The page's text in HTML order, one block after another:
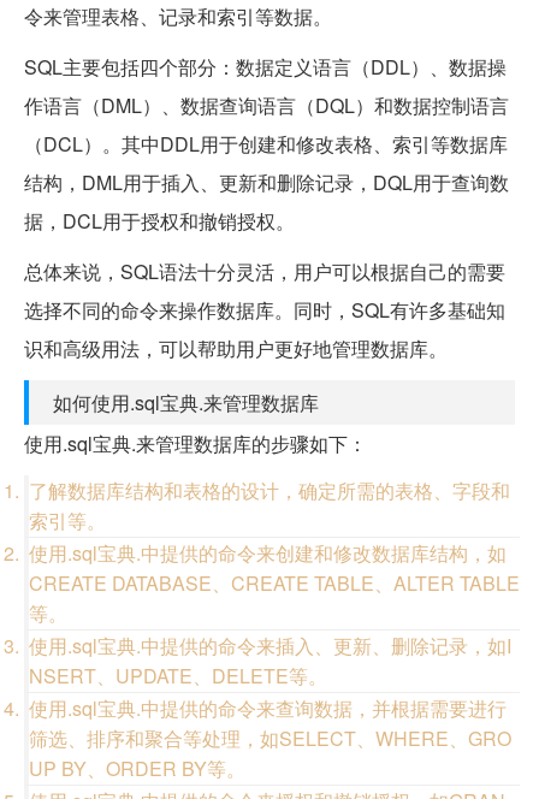
令来管理表格、记录和索引等数据。
SQL主要包括四个部分：数据定义语言（DDL）、数据操
作语言（DML）、数据查询语言（DQL）和数据控制语言
（DCL）。其中DDL用于创建和修改表格、索引等数据库
结构，DML用于插入、更新和删除记录，DQL用于查询数
据，DCL用于授权和撤销授权。
总体来说，SQL语法十分灵活，用户可以根据自己的需要
选择不同的命令来操作数据库。同时，SQL有许多基础知
识和高级用法，可以帮助用户更好地管理数据库。
如何使用.sql宝典.来管理数据库
使用.sql宝典.来管理数据库的步骤如下：
了解数据库结构和表格的设计，确定所需的表格、字段和
索引等。
使用.sql宝典.中提供的命令来创建和修改数据库结构，如
CREATE DATABASE、CREATE TABLE、ALTER TABLE
等。
使用.sql宝典.中提供的命令来插入、更新、删除记录，如I
NSERT、UPDATE、DELETE等。
使用.sql宝典.中提供的命令来查询数据，并根据需要进行
筛选、排序和聚合等处理，如SELECT、WHERE、GRO
UP BY、ORDER BY等。